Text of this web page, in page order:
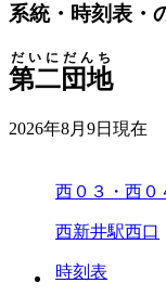
系統・時刻表・
第二団地
だいにだんち
2026年8月9日 現在
西０３・西０
西新井駅西口
時刻表